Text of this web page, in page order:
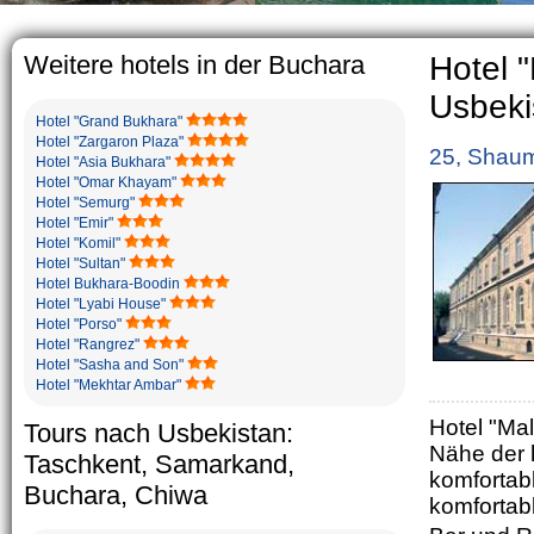
The usual
rather big.
5-6
Weitere hotels in der Buchara
Hotel "Grand Bukhara"
Hotel "Zargaron Plaza"
Hotel "Asia Bukhara"
Hotel "Omar Khayam"
Hotel "Semurg"
Hotel "Emir"
Hotel "Komil"
Hotel "Sultan"
Hotel Bukhara-Boodin
Hotel "Lyabi House"
Hotel "Porso"
Hotel "Rangrez"
Hotel "Sasha and Son"
Hotel "Mekhtar Ambar"
Tours nach Usbekistan:
Taschkent, Samarkand,
Buchara, Chiwa
Hotel
25,
Hotel
Nähe der